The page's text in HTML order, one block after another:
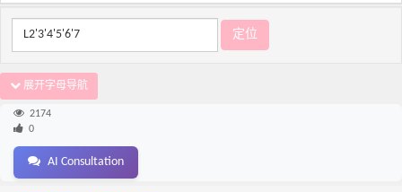
展开字母导航
2174
0
AI Consultation